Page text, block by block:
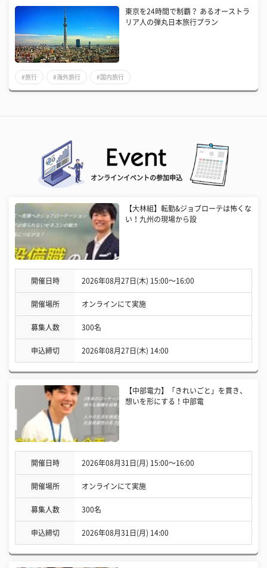
東京を24時間で制覇？ あるオーストラ
リア人の弾丸日本旅行プラン
#旅行 #海外旅行 #国内旅行
オンラインイベントの参加申込
【大林組】転勤&ジョブローテは怖くな
い！九州の現場から設
開催日時 2026年08月27日(木) 15:00〜16:00
開催場所 オンラインにて実施
募集人数 300名
申込締切 2026年08月27日(木) 14:00
【中部電力】「きれいごと」を貫き、
想いを形にする！中部電
開催日時 2026年08月31日(月) 15:00〜16:00
開催場所 オンラインにて実施
募集人数 300名
申込締切 2026年08月31日(月) 14:00